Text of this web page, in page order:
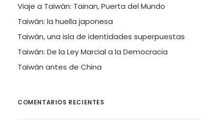
Viaje a Taiwán: Tainan, Puerta del Mundo
Taiwán: la huella japonesa
Taiwán, una isla de identidades superpuestas
Taiwán: De la Ley Marcial a la Democracia
Taiwán antes de China
COMENTARIOS RECIENTES